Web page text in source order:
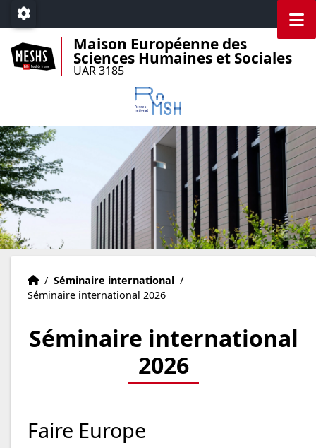
Accéder au menu principal
Accéder au contenu
Paramétrage
Maison Européenne des
Sciences Humaines et Sociales
UAR 3185
Accueil
Accueil
/ Séminaire international /
Séminaire international 2026
Séminaire international
2026
Faire Europe